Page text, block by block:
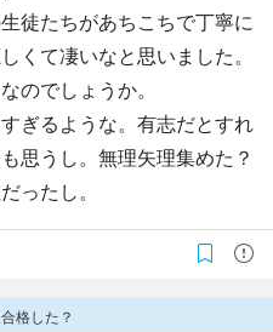
徒たちがあちこちで丁寧に
くて凄いなと思いました。
のでしょうか。
ぎるような。有志だとすれ
思うし。無理矢理集めた？
ったし。